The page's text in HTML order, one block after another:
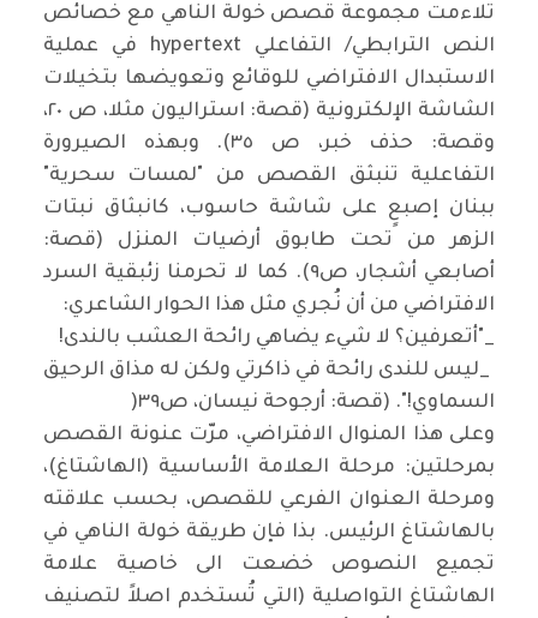
تلاءمت مجموعة قصص خولة الناهي مع خصائص
النص الترابطي/ التفاعلي hypertext في عملية
الاستبدال الافتراضي للوقائع وتعويضها بتخيلات
الشاشة الإلكترونية (قصة: استراليون مثلا، ص ٢٠،
وقصة: حذف خبر، ص ٣٥). وبهذه الصيرورة
التفاعلية تنبثق القصص من "لمسات سحرية"
ببنان إصبعٍ على شاشة حاسوب، كانبثاق نبتات
الزهر من تحت طابوق أرضيات المنزل (قصة:
أصابعي أشجار، ص٩). كما لا تحرمنا زئبقية السرد
الافتراضي من أن نُجري مثل هذا الحوار الشاعري:
"_ أتعرفين؟ لا شيء يضاهي رائحة العشب بالندى!
_ليس للندى رائحة في ذاكرتي ولكن له مذاق الرحيق
السماوي!". (قصة: أرجوحة نيسان، ص٣٩
)
وعلى هذا المنوال الافتراضي، مرّت عنونة القصص
بمرحلتين: مرحلة العلامة الأساسية (الهاشتاغ)،
ومرحلة العنوان الفرعي للقصص، بحسب علاقته
بالهاشتاغ الرئيس. بذا فإن طريقة خولة الناهي في
تجميع النصوص خضعت الى خاصية علامة
الهاشتاغ التواصلية (التي تُستخدم اصلاً لتصنيف